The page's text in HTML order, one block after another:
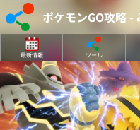
ポケモンGO攻略 -
最新情報 ツール